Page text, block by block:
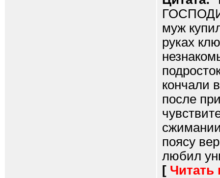
муж
руках
кончали
после
поясу
любил
[ Читать